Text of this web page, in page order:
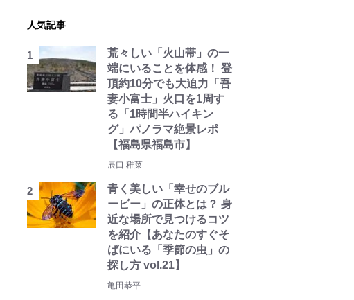
人気記事
荒々しい「火山帯」の一
端にいることを体感！ 登
頂約10分でも大迫力「吾
妻小富士」火口を1周す
る「1時間半ハイキン
グ」パノラマ絶景レポ
【福島県福島市】
辰口 稚菜
青く美しい「幸せのブル
ービー」の正体とは？ 身
近な場所で見つけるコツ
を紹介【あなたのすぐそ
ばにいる「季節の虫」の
探し方 vol.21】
亀田恭平